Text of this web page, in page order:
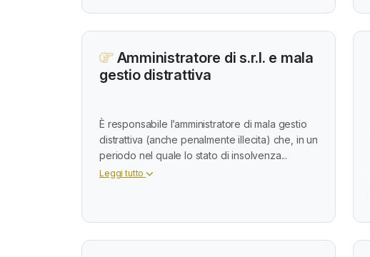
Amministratore di s.r.l. e mala
gestio distrattiva
È responsabile l’amministratore di mala gestio
distrattiva (anche penalmente illecita) che, in un
periodo nel quale lo stato di insolvenza...
Leggi tutto